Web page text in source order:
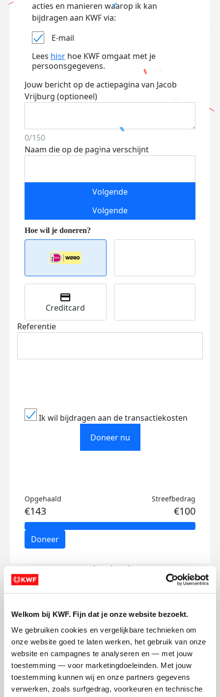
Welkom bij KWF. Fijn dat je onze website bezoekt.
We gebruiken cookies en vergelijkbare technieken om
onze website goed te laten werken, het gebruik van onze
website en campagnes te analyseren en — met jouw
toestemming — voor marketingdoeleinden. Met jouw
toestemming kunnen wij en onze partners gegevens
verwerken, zoals surfgedrag, voorkeuren en technische
acties en manieren waarop ik kan
bijdragen aan KWF via:
E-mail
Lees hier hoe KWF omgaat met je
persoonsgegevens.
Jouw bericht op de actiepagina van Jacob
Vrijburg (optioneel)
0/150
Naam die op de pagina verschijnt
Volgende
Volgende
Creditcard
Referentie
Ik wil bijdragen aan de transactiekosten
Doneer nu
Opgehaald
€143
Streefbedrag
€100
Doneer
Jacob's badges